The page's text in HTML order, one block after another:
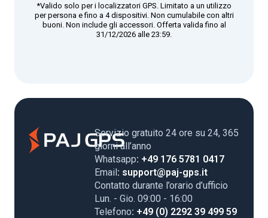
*Valido solo per i localizzatori GPS. Limitato a un utilizzo
per persona e fino a 4 dispositivi. Non cumulabile con altri
buoni. Non include gli accessori. Offerta valida fino al
31/12/2026 alle 23:59.
Servizio gratuito 24 ore su 24, 365
giorni all’anno
Whatsapp: +49 176 5781 0417
Email: support@paj-gps.it
Contatto durante l’orario d’ufficio
Lun. - Gio. 09:00 - 16:00
Telefono: +49 (0) 2292 39 499 59